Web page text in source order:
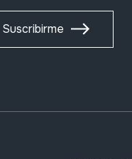
Suscribirme